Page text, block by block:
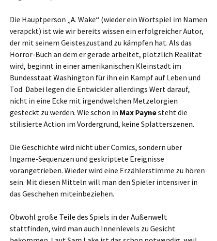
Die Hauptperson „A. Wake“ (wieder ein Wortspiel im Namen
verapckt) ist wie wir bereits wissen ein erfolgreicher Autor,
der mit seinem Geisteszustand zu kämpfen hat. Als das
Horror-Buch an dem er gerade arbeitet, plötzlich Realität
wird, beginnt in einer amerikanischen Kleinstadt im
Bundesstaat Washington für ihn ein Kampf auf Leben und
Tod. Dabei legen die Entwickler allerdings Wert darauf,
nicht in eine Ecke mit irgendwelchen Metzelorgien
gesteckt zu werden. Wie schon in Max Paynesteht die
stilisierte Action im Vordergrund, keine Splatterszenen.
Die Geschichte wird nicht über Comics, sondern über
Ingame-Sequenzen und geskriptete Ereignisse
vorangetrieben. Wieder wird eine Erzählerstimme zu hören
sein. Mit diesen Mitteln will man den Spieler intensiver in
das Geschehen miteinbeziehen.
Obwohl große Teile des Spiels in der Außenwelt
stattfinden, wird man auch Innenlevels zu Gesicht